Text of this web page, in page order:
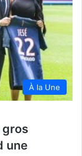
À la Une
gros
une